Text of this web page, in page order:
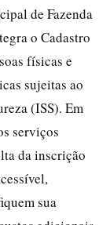
de Fazenda
o Cadastro
físicas e
sujeitas ao
(ISS). Em
serviços
da inscrição
sua